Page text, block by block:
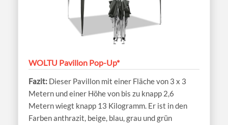
WOLTU Pavillon Pop-Up*
Dieser Pavillon mit einer Fläche von 3 x 3
Metern und einer Höhe von bis zu knapp 2,6
Metern wiegt knapp 13 Kilogramm. Er ist in den
Farben anthrazit, beige, blau, grau und grün